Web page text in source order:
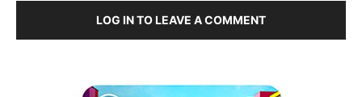
LOG IN TO LEAVE A COMMENT